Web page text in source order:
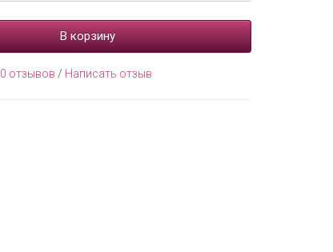
В корзину
0 отзывов / Написать отзыв